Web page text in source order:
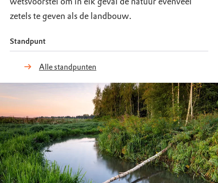
zetels te geven als de landbouw.
Standpunt
Alle standpunten